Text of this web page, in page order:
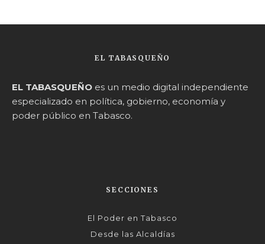
EL TABASQUEÑO
EL TABASQUEÑO es un medio digital independiente
especializado en política, gobierno, economía y
poder público en Tabasco.
SECCIONES
El Poder en Tabasco
Desde las Alcaldías